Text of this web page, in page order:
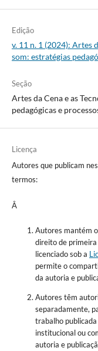
Edição
v. 11 n. 1 (2024): Artes
som: estratégias
Seção
Artes da Cena e as
pedagógicas e
Licença
Autores que publicam
termos:
Â
Autores mantém
direito de
licenciado sob a
permite o
da autoria e
Autores têm
separadamente,
trabalho
institucional ou
autoria e